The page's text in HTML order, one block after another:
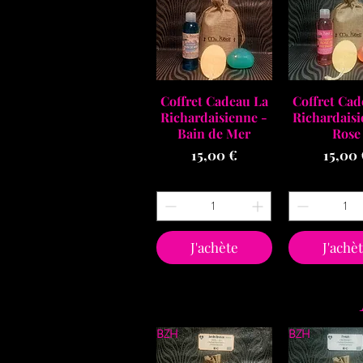
Aperçu rapide
Coffret Cadeau La
Richardaisienne -
Bain de Mer
Prix
15,00 €
J'achète
Aperçu
Coffret
Rose
Prix
15,00
BZH BZH